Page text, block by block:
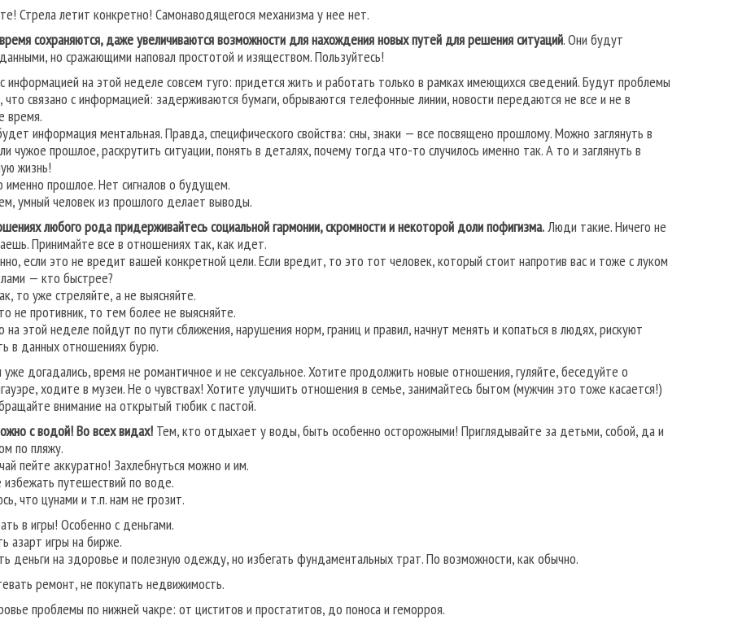
Стрела летит конкретно! Самонаводящегося механизма у нее нет.
сохраняются, даже увеличиваются возможности для нахождения новых путей для решения ситуаций. Они будут
но сражающими наповал простотой и изяществом. Пользуйтесь!
информацией на этой неделе совсем туго: придется жить и работать только в рамках имеющихся сведений. Будут проблемы
что связано с информацией: задерживаются бумаги, обрываются телефонные линии, новости передаются не все и не в
время.
информация ментальная. Правда, специфического свойства: сны, знаки — все посвящено прошлому. Можно заглянуть в
чужое прошлое, раскрутить ситуации, понять в деталях, почему тогда что-то случилось именно так. А то и заглянуть в
жизнь!
именно прошлое. Нет сигналов о будущем.
умный человек из прошлого делает выводы.
любого рода придерживайтесь социальной гармонии, скромности и некоторой доли пофигизма.Люди такие. Ничего не
Принимайте все в отношениях так, как идет.
если это не вредит вашей конкретной цели. Если вредит, то это тот человек, который стоит напротив вас и тоже с луком
— кто быстрее?
то уже стреляйте, а не выясняйте.
не противник, то тем более не выясняйте.
на этой неделе пойдут по пути сближения, нарушения норм, границ и правил, начнут менять и копаться в людях, рискуют
в данных отношениях бурю.
уже догадались, время не романтичное и не сексуальное. Хотите продолжить новые отношения, гуляйте, беседуйте о
ходите в музеи. Не о чувствах! Хотите улучшить отношения в семье, занимайтесь бытом (мужчин это тоже касается!)
внимание на открытый тюбик с пастой.
с водой! Во всех видах! Тем, кто отдыхает у воды, быть особенно осторожными! Приглядывайте за детьми, собой, да и
по пляжу.
пейте аккуратно! Захлебнуться можно и им.
путешествий по воде.
что цунами и т.п. нам не грозит.
в игры! Особенно с деньгами.
азарт игры на бирже.
деньги на здоровье и полезную одежду, но избегать фундаментальных трат. По возможности, как обычно.
ремонт, не покупать недвижимость.
проблемы по нижней чакре: от циститов и простатитов, до поноса и геморроя.